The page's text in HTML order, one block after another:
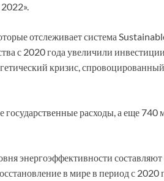
2022».
отслеживает система
с 2020 года увеличили
кризис,
расходы, а еще 740
энергоэффективности составляют
в мире в период с 2020